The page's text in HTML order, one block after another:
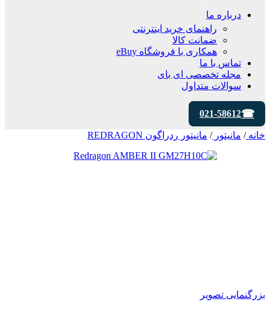
درباره ما
راهنمای خرید اینترنتی
ضمانت کالا
همکاری با فروشگاه eBuy
تماس با ما
مجله تخصصی ای‌ بای
سوالات متداول
021-58612
خانه/ مانیتور/ مانیتور ردراگون REDRAGON
بزرگنمایی تصویر